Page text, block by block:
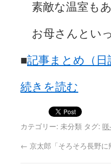
素敵な温室もあ
お母さんとい
■記事まとめ（日
続きを読む
カテゴリー: 未分類 タグ:
← 京太郎「そろそろ長野